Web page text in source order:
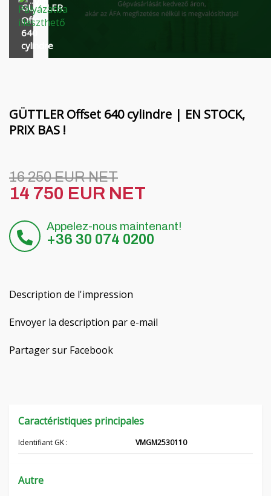
LETÁK-LEKO machines pour le sol
Autres accessoires
À propos de nous
Contact
Magyar
Deutsch
Hrvatski
Čeština
Nederlands
Українська
GÜTTLER
Offset
640
cylindre
GÜTTLER Offset 640 cylindre | EN STOCK,
PRIX BAS !
16 250 EUR NET
14 750 EUR NET
Appelez-nous maintenant!
+36 30 074 0200
Description de l'impression
Envoyer la description par e-mail
Partager sur Facebook
Caractéristiques principales
Identifiant GK : VMGM2530110
Autre